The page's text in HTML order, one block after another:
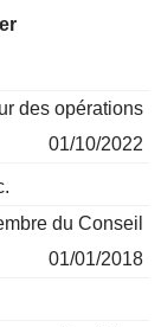
des opérations
01/10/2022
du Conseil
01/01/2018